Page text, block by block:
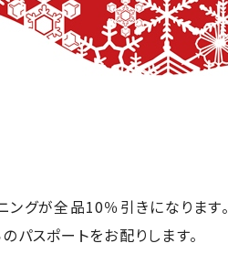
グが全品10％引きになります。
パスポートをお配りします。